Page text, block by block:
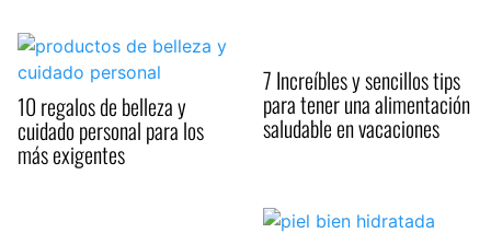
10 regalos de belleza y
cuidado personal para los
más exigentes
7 Increíbles y sencillos tips
para tener una alimentación
saludable en vacaciones